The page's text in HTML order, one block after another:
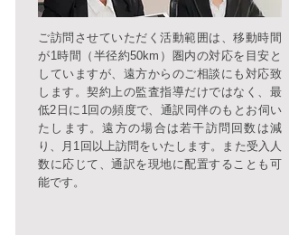
ご訪問させていただく活動範囲は、移動時間
が1時間（半径約50km）圏内の対応を目安と
していますが、遠方からのご相談にも対応致
します。契約上の監査指導だけではなく、最
低2日に1回の頻度で、通訳同伴のもとお伺い
たします。遠方の場合は若干訪問回数は減
り、月1回以上訪問をいたします。また受入人
数に応じて、通訳を現地に配置することも可
能です。